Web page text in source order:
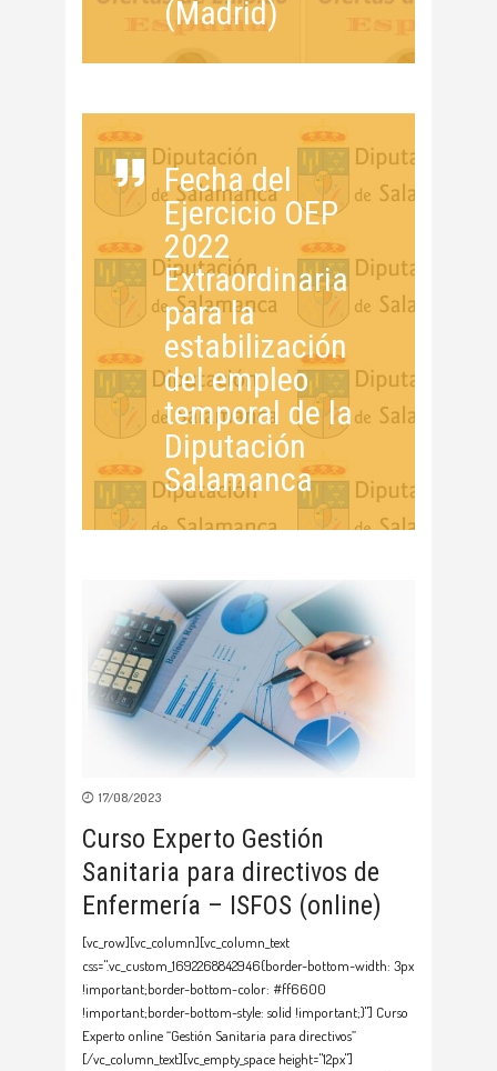
(Madrid)
Fecha del
Ejercicio OEP
2022
Extraordinaria
para la
estabilización
del empleo
temporal de la
Diputación
Salamanca
17/08/2023
Curso Experto Gestión
Sanitaria para directivos de
Enfermería – ISFOS (online)
[vc_row][vc_column][vc_column_text
css=".vc_custom_1692268842946{border-bottom-width: 3px
!important;border-bottom-color: #ff6600
!important;border-bottom-style: solid !important;}"] Curso
Experto online “Gestión Sanitaria para directivos”
[/vc_column_text][vc_empty_space height="12px"]